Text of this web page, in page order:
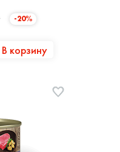
-20%
В корзину